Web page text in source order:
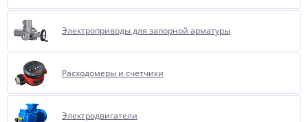
Электроприводы для запорной арматуры
Расходомеры и счетчики
Электродвигатели